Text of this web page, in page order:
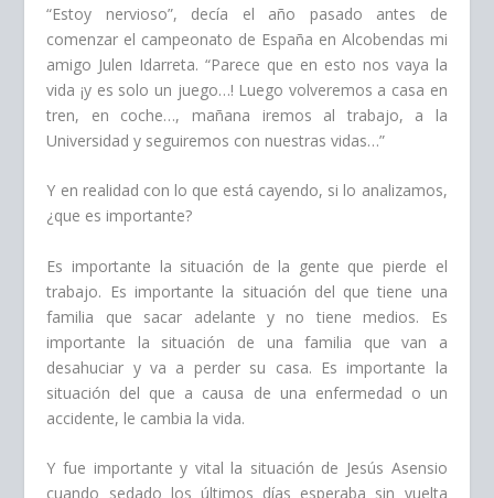
“Estoy nervioso”, decía el año pasado antes de
comenzar el campeonato de España en Alcobendas mi
amigo Julen Idarreta. “Parece que en esto nos vaya la
vida ¡y es solo un juego…! Luego volveremos a casa en
tren, en coche…, mañana iremos al trabajo, a la
Universidad y seguiremos con nuestras vidas…”
Y en realidad con lo que está cayendo, si lo analizamos,
¿que es importante?
Es importante la situación de la gente que pierde el
trabajo. Es importante la situación del que tiene una
familia que sacar adelante y no tiene medios.
Es
importante la situación de una familia que van a
desahuciar y va a perder su casa. Es importante la
situación del que a causa de una enfermedad o un
accidente, le cambia la vida.
Y fue importante y vital la situación de Jesús Asensio
cuando sedado los últimos días esperaba sin vuelta